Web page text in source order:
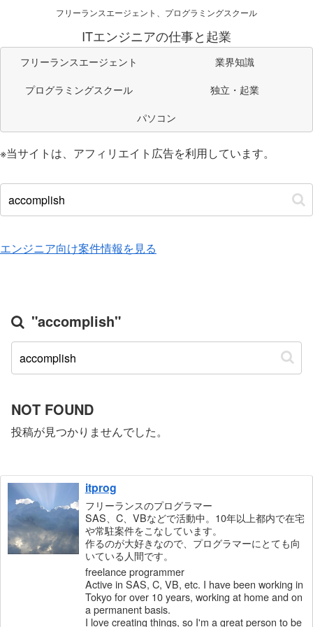
フリーランスエージェント、プログラミングスクール
ITエンジニアの仕事と起業
フリーランスエージェント
業界知識
プログラミングスクール
独立・起業
パソコン
※当サイトは、アフィリエイト広告を利用しています。
エンジニア向け案件情報を見る
"accomplish"
NOT FOUND
投稿が見つかりませんでした。
itprog
フリーランスのプログラマー
SAS、C、VBなどで活動中。10年以上都内で在宅
や常駐案件をこなしています。
作るのが大好きなので、プログラマーにとても向
いている人間です。
freelance programmer
Active in SAS, C, VB, etc. I have been working in
Tokyo for over 10 years, working at home and on
a permanent basis.
I love creating things, so I'm a great person to be